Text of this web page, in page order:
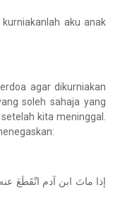
kurniakanlah aku anak
agar dikurniakan
soleh sahaja yang
kita meninggal.
إذا ماتَ ابن آدم انْقَطَعَ